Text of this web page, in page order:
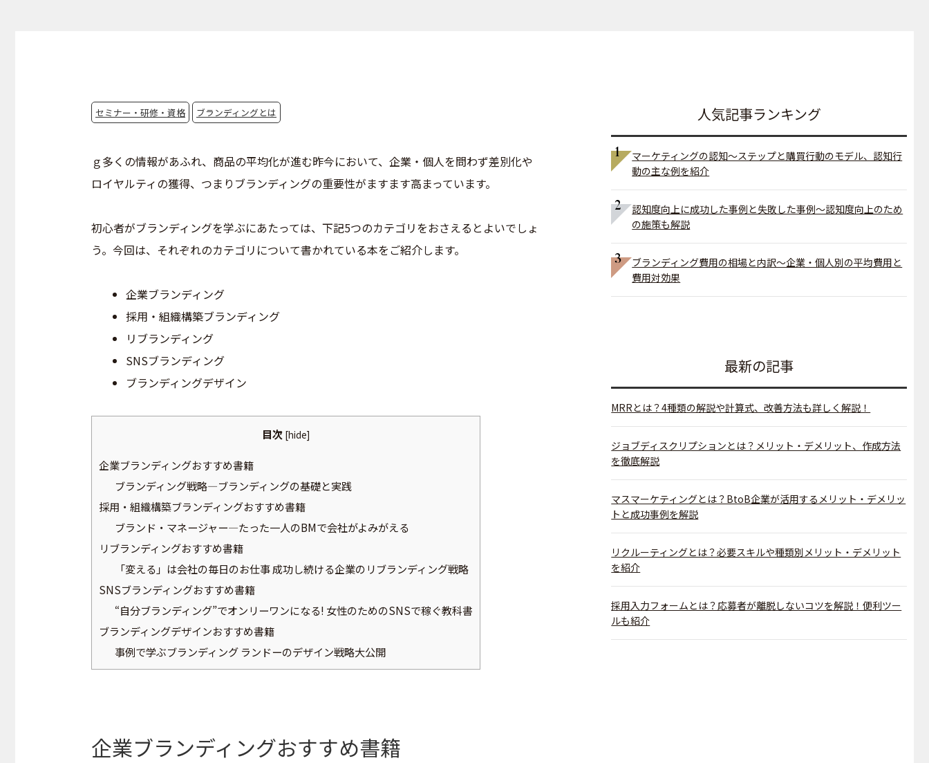
セミナー・研修・資格 ブランディングとは
ｇ多くの情報があふれ、商品の平均化が進む昨今において、企業・個人を問わず差別化や
ロイヤルティの獲得、つまりブランディングの重要性がますます高まっています。
初心者がブランディングを学ぶにあたっては、下記5つのカテゴリをおさえるとよいでしょ
う。今回は、それぞれのカテゴリについて書かれている本をご紹介します。
企業ブランディング
採用・組織構築ブランディング
リブランディング
SNSブランディング
ブランディングデザイン
目次 [hide]
企業ブランディングおすすめ書籍
ブランディング戦略―ブランディングの基礎と実践
採用・組織構築ブランディングおすすめ書籍
ブランド・マネージャー―たった一人のBMで会社がよみがえる
リブランディングおすすめ書籍
「変える」は会社の毎日のお仕事 成功し続ける企業のリブランディング戦略
SNSブランディングおすすめ書籍
“自分ブランディング”でオンリーワンになる! 女性のためのSNSで稼ぐ教科書
ブランディングデザインおすすめ書籍
事例で学ぶブランディング ランドーのデザイン戦略大公開
企業ブランディングおすすめ書籍
人気記事ランキング
マーケティングの認知～ステップと購買行動のモデル、認知行
動の主な例を紹介
認知度向上に成功した事例と失敗した事例～認知度向上のため
の施策も解説
ブランディング費用の相場と内訳～企業・個人別の平均費用と
費用対効果
最新の記事
MRRとは？4種類の解説や計算式、改善方法も詳しく解説！
ジョブディスクリプションとは？メリット・デメリット、作成方法
を徹底解説
マスマーケティングとは？BtoB企業が活用するメリット・デメリッ
トと成功事例を解説
リクルーティングとは？必要スキルや種類別メリット・デメリット
を紹介
採用入力フォームとは？応募者が離脱しないコツを解説！便利ツー
ルも紹介